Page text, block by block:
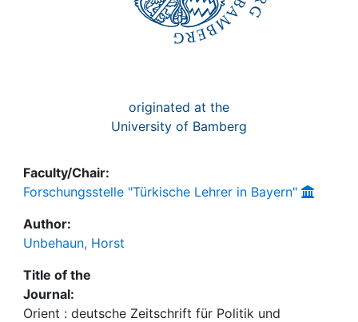
originated at the
University of Bamberg
Faculty/Chair:
Forschungsstelle "Türkische Lehrer in Bayern"
Author:
Unbehaun, Horst
Title of the
Journal:
Orient : deutsche Zeitschrift für Politik und